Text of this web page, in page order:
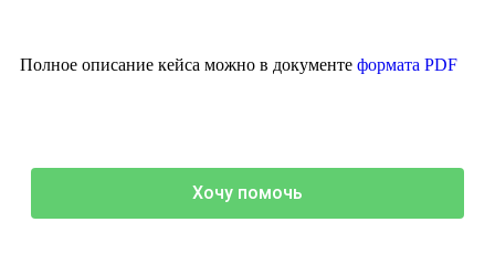
Полное описание кейса можно в документе формата PDF
Хочу помочь